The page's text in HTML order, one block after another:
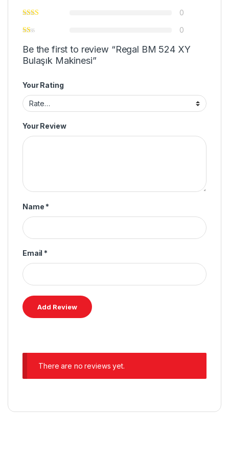
0
0
Be the first to review “Regal BM 524 XY
Bulaşık Makinesi”
Your Rating
Your Review
Name *
Email *
There are no reviews yet.